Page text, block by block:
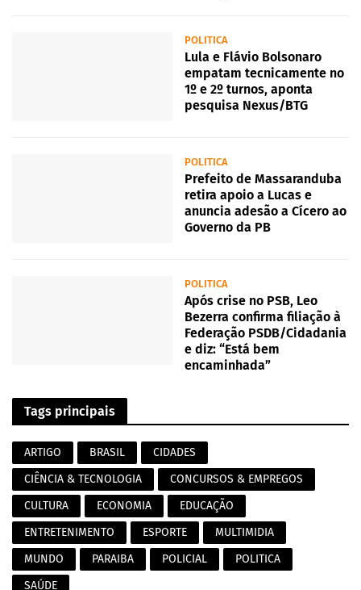
POLITICA
Lula e Flávio Bolsonaro
empatam tecnicamente no
1º e 2º turnos, aponta
pesquisa Nexus/BTG
POLITICA
Prefeito de Massaranduba
retira apoio a Lucas e
anuncia adesão a Cícero ao
Governo da PB
POLITICA
Após crise no PSB, Leo
Bezerra confirma filiação à
Federação PSDB/Cidadania
e diz: “Está bem
encaminhada”
Tags principais
ARTIGO BRASIL
CIDADES
CIÊNCIA & TECNOLOGIA
CONCURSOS & EMPREGOS
CULTURA
ECONOMIA
EDUCAÇÃO
ENTRETENIMENTO
ESPORTE
MULTIMIDIA
MUNDO
PARAIBA POLICIAL
POLITICA
SAÚDE